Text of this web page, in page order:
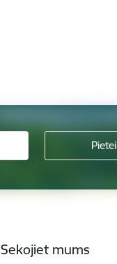
Sekojiet mums